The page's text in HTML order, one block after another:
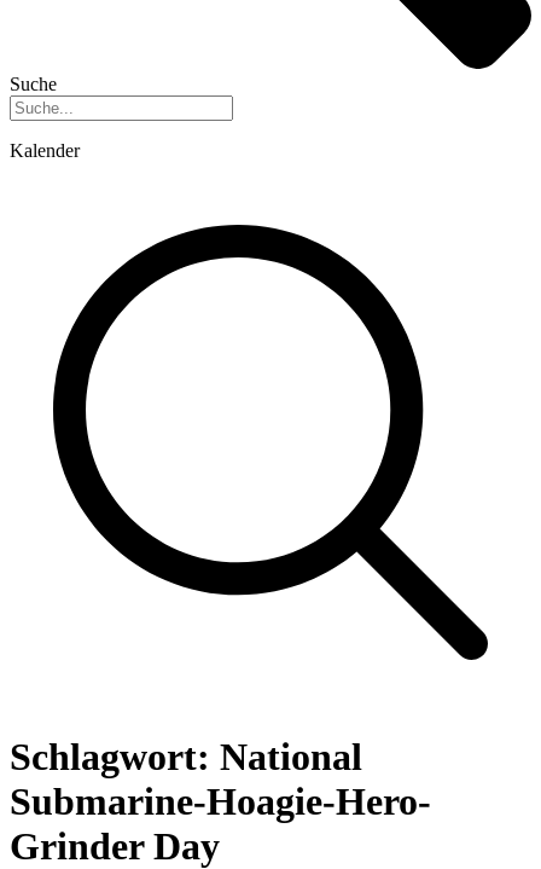
Suche
Kalender
Schlagwort: National
Submarine-Hoagie-Hero-
Grinder Day